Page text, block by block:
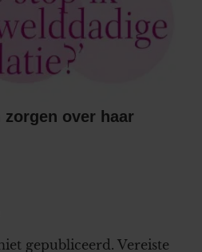
over haar
gepubliceerd. Vereiste